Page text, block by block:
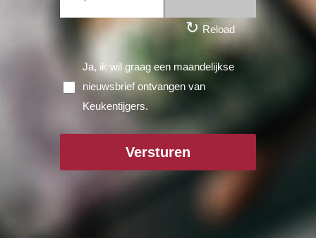
↻ Reload
Ja, ik wil graag een maandelijkse
nieuwsbrief ontvangen van
Keukentijgers.
Versturen